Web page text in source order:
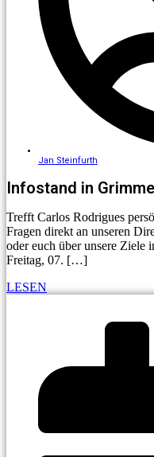
Jan Steinfurth
Infostand in
Trefft Carlos Rodrigues
Fragen direkt an unseren
oder euch über unsere
Freitag, 07. […]
LESEN